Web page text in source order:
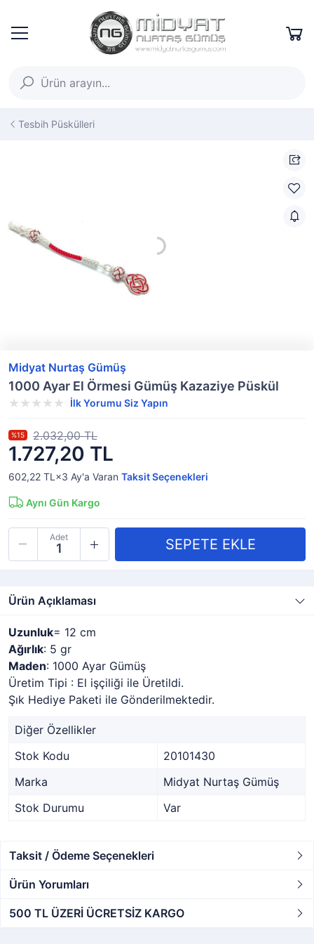
Tesbih Püskülleri
Midyat Nurtaş Gümüş
1000 Ayar El Örmesi Gümüş Kazaziye Püskül
İlk Yorumu Siz Yapın
1.727,20 TL
%15 2.032,00 TL
602,22 TL×3 Ay'a Varan Taksit Seçenekleri
Aynı Gün Kargo
Adet
Ürün Açıklaması
Uzunluk= 12 cm
Ağırlık: 5 gr
Maden: 1000 Ayar Gümüş
Üretim Tipi : El işçiliği ile Üretildi.
Şık Hediye Paketi ile Gönderilmektedir.
Diğer Özellikler
Stok Kodu
20101430
Marka
Midyat Nurtaş Gümüş
Stok Durumu
Var
Taksit / Ödeme Seçenekleri
Ürün Yorumları
500 TL ÜZERİ ÜCRETSİZ KARGO